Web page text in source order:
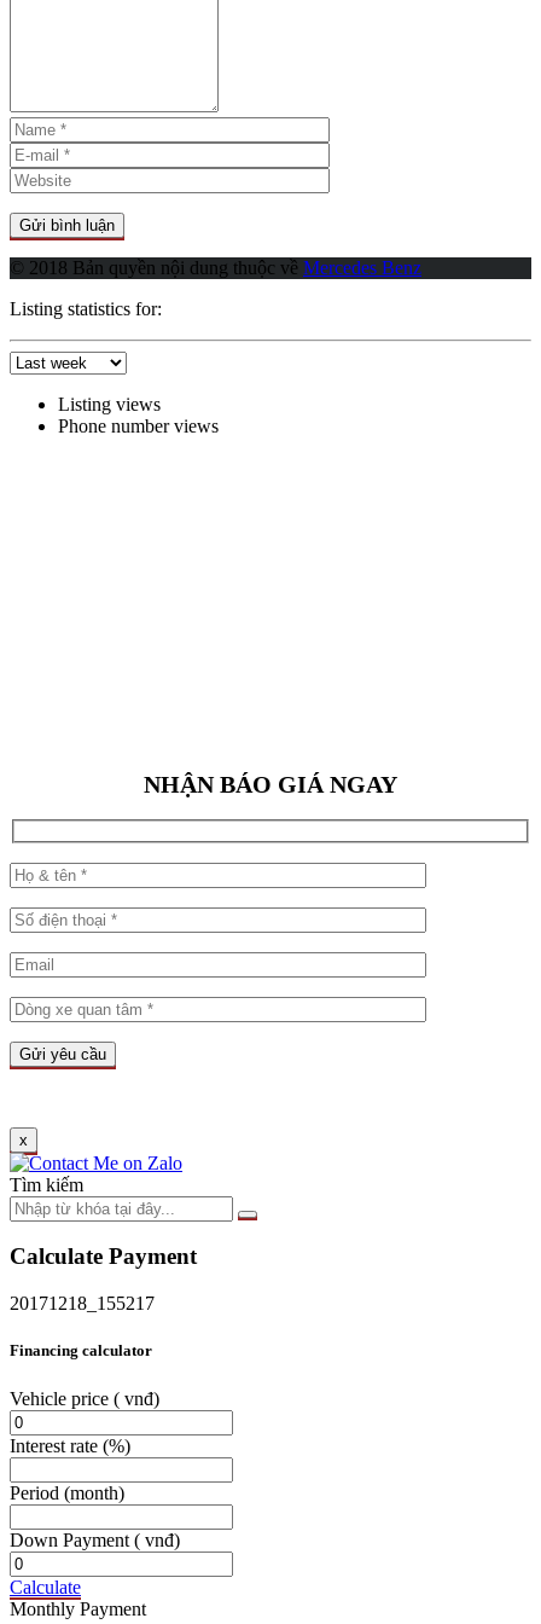
© 2018 Bản quyền nội dung thuộc về Mercedes Benz
Listing statistics for:
Listing views
Phone number views
NHẬN BÁO GIÁ NGAY
x
Tìm kiếm
Calculate Payment
20171218_155217
Financing calculator
Vehicle price ( vnđ)
Interest rate (%)
Period (month)
Down Payment ( vnđ)
Calculate
Monthly Payment